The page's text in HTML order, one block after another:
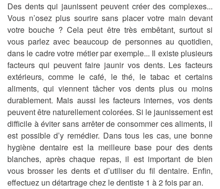
Des dents qui jaunissent peuvent créer des complexes...
Vous n’osez plus sourire sans placer votre main devant
votre bouche ? Cela peut être très embêtant, surtout si
vous parlez avec beaucoup de personnes au quotidien,
dans le cadre votre métier par exemple... Il existe plusieurs
facteurs qui peuvent faire jaunir vos dents. Les facteurs
extérieurs, comme le café, le thé, le tabac et certains
aliments, qui viennent tâcher vos dents plus ou moins
durablement. Mais aussi les facteurs internes, vos dents
peuvent être naturellement colorées. Si le jaunissement est
difficile à éviter sans arrêter de consommer ces aliments, il
est possible d’y remédier. Dans tous les cas, une bonne
hygiène dentaire est la meilleure base pour des dents
blanches, après chaque repas, il est important de bien
vous brosser les dents et d’utiliser du fil dentaire. Enfin,
effectuez un détartrage chez le dentiste 1 à 2 fois par an.